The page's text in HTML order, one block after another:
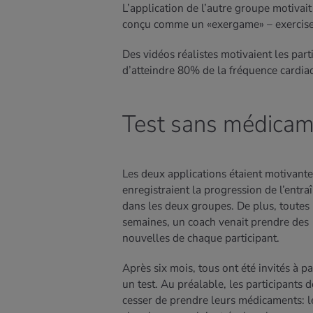
L’application de l’autre groupe
conçu comme un «exergame» –
Des vidéos réalistes motivaient les
d’atteindre 80% de la fréquence
Test sans
Les deux applications étaient
enregistraient la progression de
dans les deux groupes. De plus, toutes
semaines, un coach venait prendre des
nouvelles de chaque participant.
Après six mois, tous ont été invités à
un test. Au préalable, les participants
cesser de prendre leurs médicaments: